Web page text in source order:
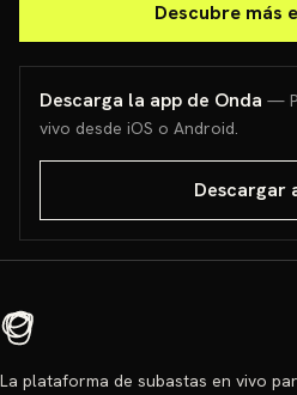
Descubre más
Descarga la app de Onda —
vivo desde iOS o Android.
Descargar
La plataforma de subastas en vivo